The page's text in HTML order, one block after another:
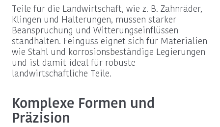
Teile für die Landwirtschaft, wie z. B. Zahnräder,
Klingen und Halterungen, müssen starker
Beanspruchung und Witterungseinflüssen
standhalten. Feinguss eignet sich für Materialien
wie Stahl und korrosionsbeständige Legierungen
und ist damit ideal für robuste
landwirtschaftliche Teile.
Komplexe Formen und
Präzision